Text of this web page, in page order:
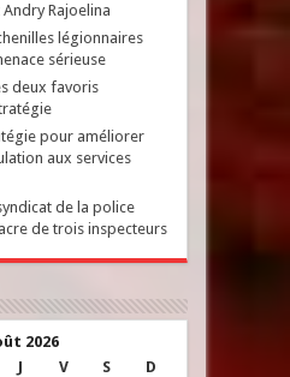
Rajoelina
légionnaires
sérieuse
deux favoris
pour améliorer
aux services
de la police
de trois inspecteurs
2026
J V S D